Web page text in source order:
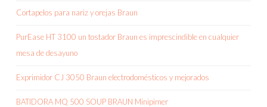
Cortapelos para nariz y orejas Braun
PurEase HT 3100 un tostador Braun es imprescindible en cualquier
mesa de desayuno
Exprimidor CJ 3050 Braun electrodomésticos y mejorados
BATIDORA MQ 500 SOUP BRAUN Minipimer